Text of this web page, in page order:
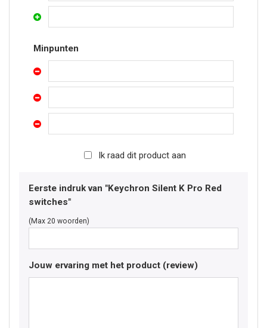
Minpunten
Ik raad dit product aan
Eerste indruk van "Keychron Silent K Pro Red
switches"
(Max 20 woorden)
Jouw ervaring met het product (review)